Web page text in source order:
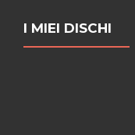
I MIEI DISCHI